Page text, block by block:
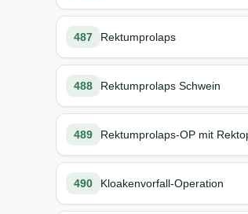
487 Rektumprolaps
488 Rektumprolaps Schwein
489 Rektumprolaps-OP mit
490 Kloakenvorfall-Operation